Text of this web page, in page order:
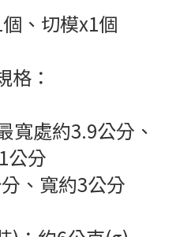
、切模x1個
格：
寬處約3.9公分、
公分
、寬約3公分